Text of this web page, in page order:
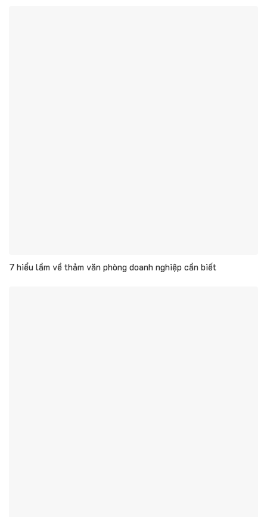
7 hiểu lầm về thảm văn phòng doanh nghiệp cần biết